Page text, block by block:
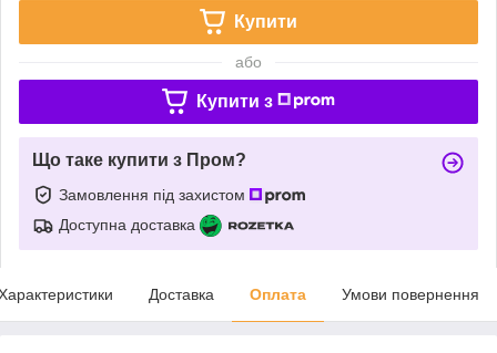
Купити
або
Купити з
Що таке купити з Пром?
Замовлення під захистом
Доступна доставка
Доставка Оплата Умови повернення